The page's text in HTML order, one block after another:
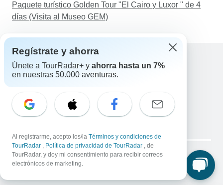
Paquete turístico Golden Tour "El Cairo y Luxor " de 4
días (Visita al Museo GEM)
Ayuda
Correo electrónico: support@tourradar.com
Selecciona el idioma
Copyright © TourRadar. Todos los derechos reservados.
Aviso legal Política de privacidad
Cookies
Regístrate y ahorra
Únete a TourRadar+ y ahorra hasta un 7%
en nuestras 50.000 aventuras.
Al registrarme, acepto los/la Términos y condiciones de
TourRadar , Política de privacidad de TourRadar , de
TourRadar, y doy mi consentimiento para recibir correos
electrónicos de marketing.